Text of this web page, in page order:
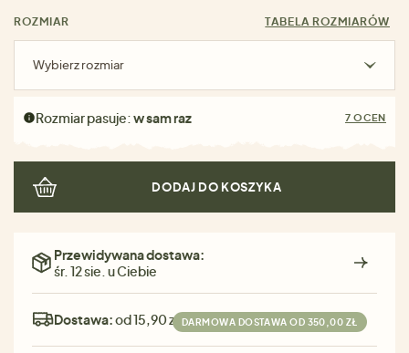
ROZMIAR TABELA ROZMIARÓW
Wybierz rozmiar
Rozmiar pasuje:w sam raz 7 OCEN
DODAJ DO KOSZYKA
Przewidywana dostawa:
śr. 12 sie. u Ciebie
Dostawa:od 15,90 zł DARMOWA DOSTAWA OD 350,00 ZŁ